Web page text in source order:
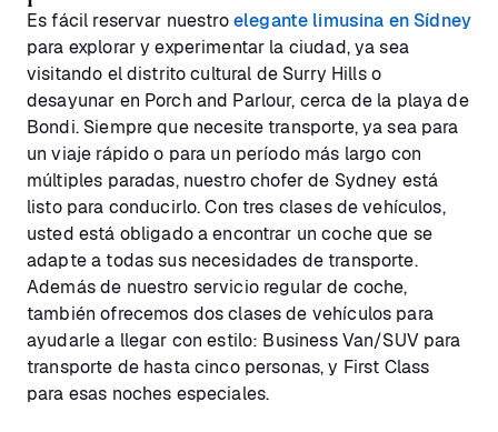
Es fácil reservar nuestroelegante limusina en Sídney
para explorar y experimentar la ciudad, ya sea
visitando el distrito cultural de Surry Hills o
desayunar en Porch and Parlour, cerca de la playa de
Bondi. Siempre que necesite transporte, ya sea para
un viaje rápido o para un período más largo con
múltiples paradas, nuestro chofer de Sydney está
listo para conducirlo. Con tres clases de vehículos,
usted está obligado a encontrar un coche que se
adapte a todas sus necesidades de transporte.
Además de nuestro servicio regular de coche,
también ofrecemos dos clases de vehículos para
ayudarle a llegar con estilo: Business Van/SUV para
transporte de hasta cinco personas, y First Class
para esas noches especiales.